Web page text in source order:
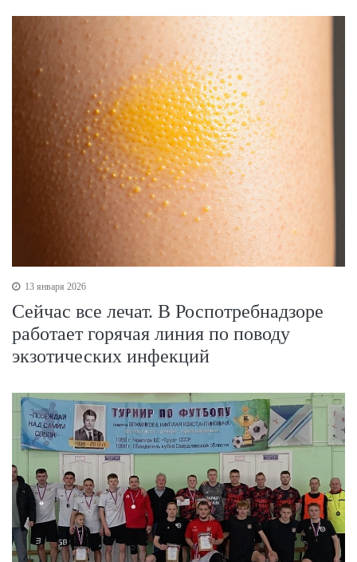
13 января 2026
Сейчас все лечат. В Роспотребнадзоре
работает горячая линия по поводу
экзотических инфекций